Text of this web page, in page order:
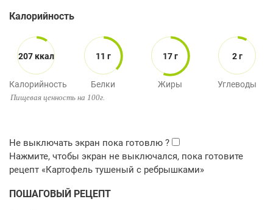
Калорийность
207 ккал
Калорийность
11 г
Белки
17 г
Жиры
2 г
Углеводы
Пищевая ценность на 100г.
ПОШАГОВЫЙ РЕЦЕПТ